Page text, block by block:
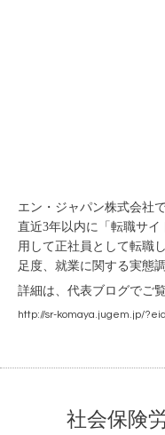
エン・ジャパン株式会社
直近3年以内に「転職サイ
用して正社員として転職
足度、就業に関する実態
詳細は、代表ブログでご
http://sr-komaya.jugem.jp/
社会保険